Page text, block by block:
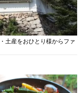
土産をおひとり様からファ